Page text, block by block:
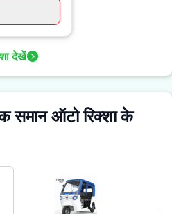
देखें
समान ऑटो रिक्शा के